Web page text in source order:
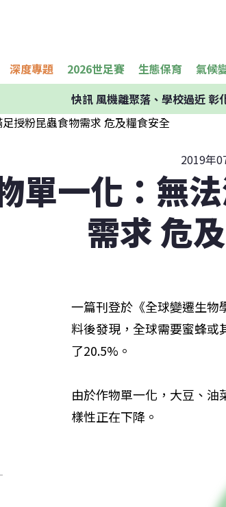
深度專題 2026世足賽 生態保育 氣候
快訊風機離聚落、學校過近 彰
2019年
單一化：無
需求 危
一篇刊登於《全球變遷生
料後發現，全球需要蜜蜂或
了20.5%。
由於作物單一化，大豆、
樣性正在下降。